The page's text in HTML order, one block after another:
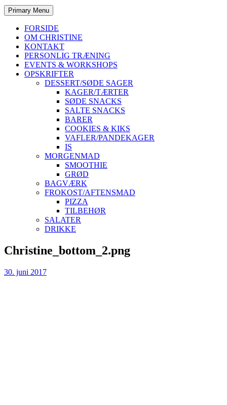
Primary Menu
FORSIDE
OM CHRISTINE
KONTAKT
PERSONLIG TRÆNING
EVENTS & WORKSHOPS
OPSKRIFTER
DESSERT/SØDE SAGER
KAGER/TÆRTER
SØDE SNACKS
SALTE SNACKS
BARER
COOKIES & KIKS
VAFLER/PANDEKAGER
IS
MORGENMAD
SMOOTHIE
GRØD
BAGVÆRK
FROKOST/AFTENSMAD
PIZZA
TILBEHØR
SALATER
DRIKKE
Skip
to
Christine_bottom_2.png
30. juni 2017